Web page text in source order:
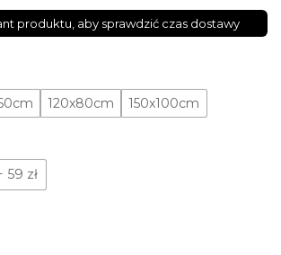
produktu, aby sprawdzić czas dostawy
120x80cm 150x100cm
59 zł